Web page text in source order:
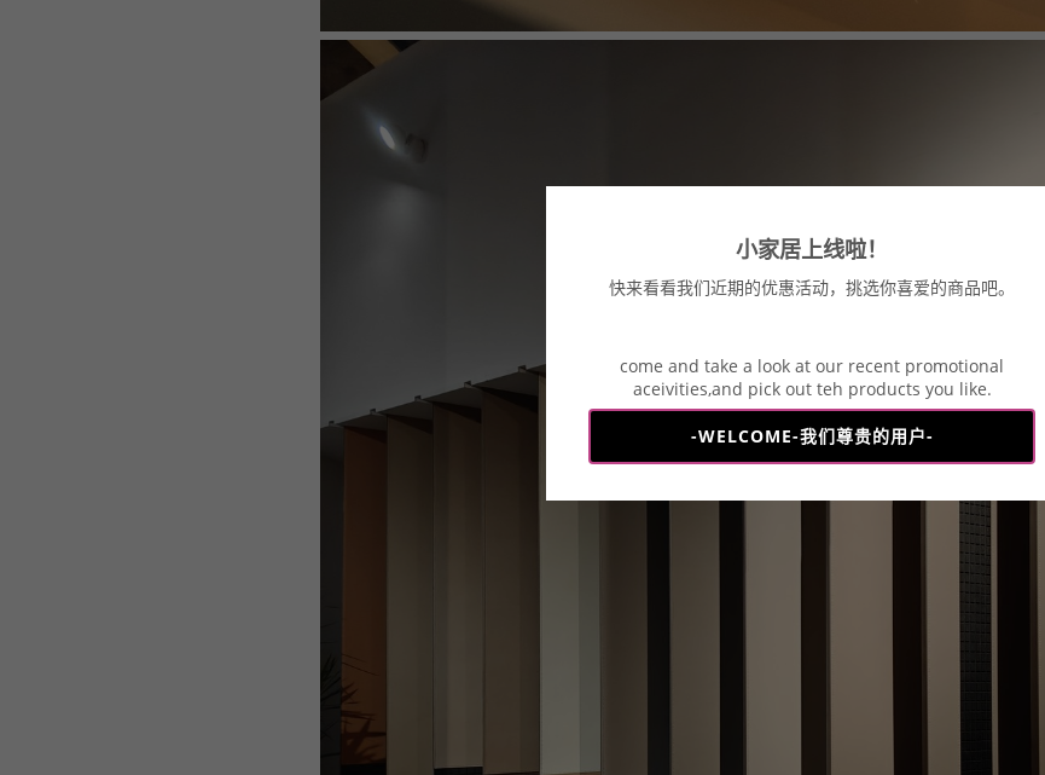
小家居上线啦！
快来看看我们近期的优惠活动，挑选你喜爱的商品吧。
come and take a look at our recent promotional
aceivities,and pick out teh products you like.
-WELCOME-我们尊贵的用户-